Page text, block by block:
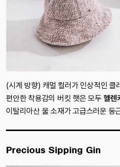
(시계 방향) 캐멀 컬러가 인상적인 클
편안한 착용감의 버킷 햇은 모두 헬렌
이탈리아산 울 소재가 고급스러운 둥
Precious Sipping Gin